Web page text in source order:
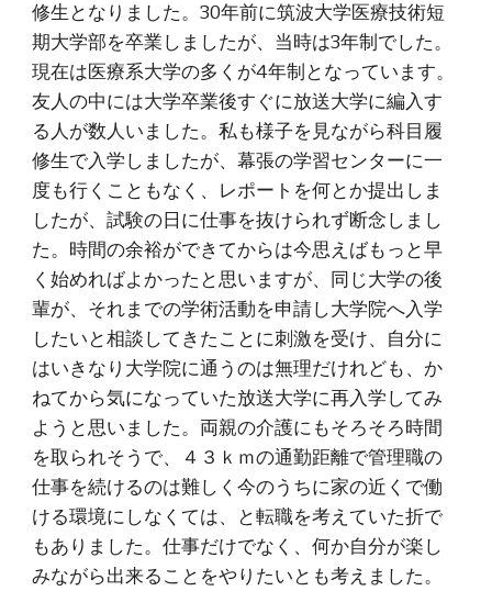
修生となりました。30年前に筑波大学医療技術短
期大学部を卒業しましたが、当時は3年制でした。
現在は医療系大学の多くが4年制となっています。
友人の中には大学卒業後すぐに放送大学に編入す
る人が数人いました。私も様子を見ながら科目履
修生で入学しましたが、幕張の学習センターに一
度も行くこともなく、レポートを何とか提出しま
したが、試験の日に仕事を抜けられず断念しまし
た。時間の余裕ができてからは今思えばもっと早
く始めればよかったと思いますが、同じ大学の後
輩が、それまでの学術活動を申請し大学院へ入学
したいと相談してきたことに刺激を受け、自分に
はいきなり大学院に通うのは無理だけれども、か
ねてから気になっていた放送大学に再入学してみ
ようと思いました。両親の介護にもそろそろ時間
を取られそうで、４３ｋｍの通勤距離で管理職の
仕事を続けるのは難しく今のうちに家の近くで働
ける環境にしなくては、と転職を考えていた折で
もありました。仕事だけでなく、何か自分が楽し
みながら出来ることをやりたいとも考えました。